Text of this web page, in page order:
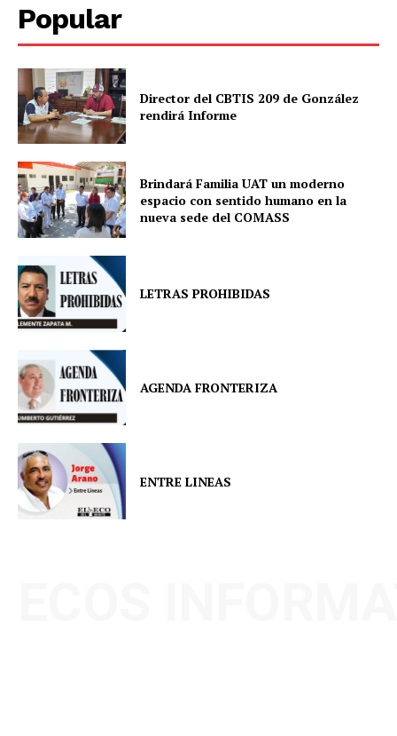
Popular
Director del CBTIS 209 de González
rendirá Informe
Brindará Familia UAT un moderno
espacio con sentido humano en la
nueva sede del COMASS
LETRAS PROHIBIDAS
AGENDA FRONTERIZA
ENTRE LINEAS